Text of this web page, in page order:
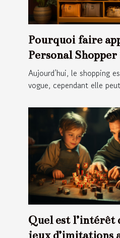
Pourquoi faire
Personal Shopper
Aujourd’hui, le shopping
vogue, cependant elle
Quel est l’intérêt
jeux d’imitations